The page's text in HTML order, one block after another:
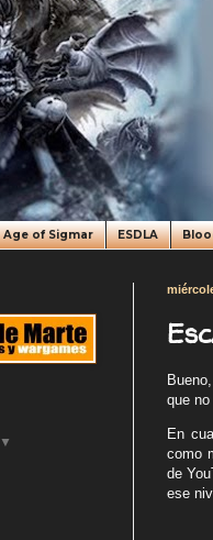
Age of Sigmar ESDLA
que
En
como
de
ese
▼